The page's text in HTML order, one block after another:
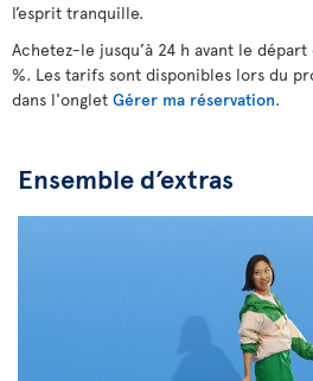
l’esprit tranquille.
Achetez-le jusqu’à 24 h avant le
%. Les tarifs sont disponibles lors du
dans l'onglet Gérer ma réservation.
Ensemble d’extras